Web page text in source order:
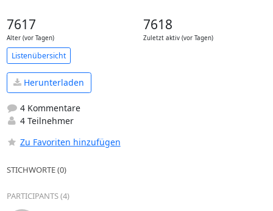
7617
Alter (vor Tagen)
7618
Zuletzt aktiv (vor Tagen)
Listenübersicht
Herunterladen
4 Kommentare
4 Teilnehmer
Zu Favoriten hinzufügen
STICHWORTE (0)
PARTICIPANTS (4)